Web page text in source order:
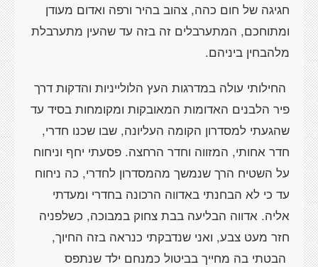
חגיגה של חום כהה, צהוב בהיר ורפה ואדום מעודן
ומתוחכם, המתערבלים זה בזה עד שהעין מתערבלת
מלהבחין ביניהם.
החילותי עולה במדרגות העץ הלולייניות והדקות דרך
פיר הלבנים האדומות המאובקות ומקומחות בסיד עד
שהגעתי למסדרון הקומה העליונה, שבו שכנו חדרי,
חדר אחותי, המזווה וחדר הרחצה. פסעתי יחף וניחוח
על השטיח הרך שנמשך מהמסדרון לחדרי, כה ניחוח
עד כי לא הבחנתי באדווה הרכונה בחדרי ומעדתי
אליה. אדווה הבליעה בבת צחוק במבוכה, כשלפניה
חזר מעט צבע, ואני שנדבקתי כנראה בזה החיוך,
הבטתי בה מחייך בביטול כמנחם ילד שנתפס